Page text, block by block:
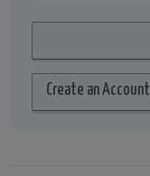
Create an Account